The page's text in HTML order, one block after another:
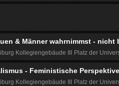
& Männer wahrnimmst -
Kollegiengebäude III Platz der
- Feministische
Kollegiengebäude III Platz der